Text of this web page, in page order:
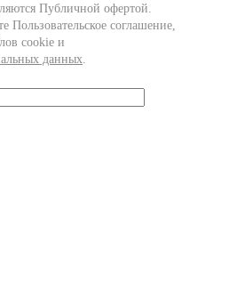
Публичной офертой.
Пользовательское соглашение,
cookie и
данных